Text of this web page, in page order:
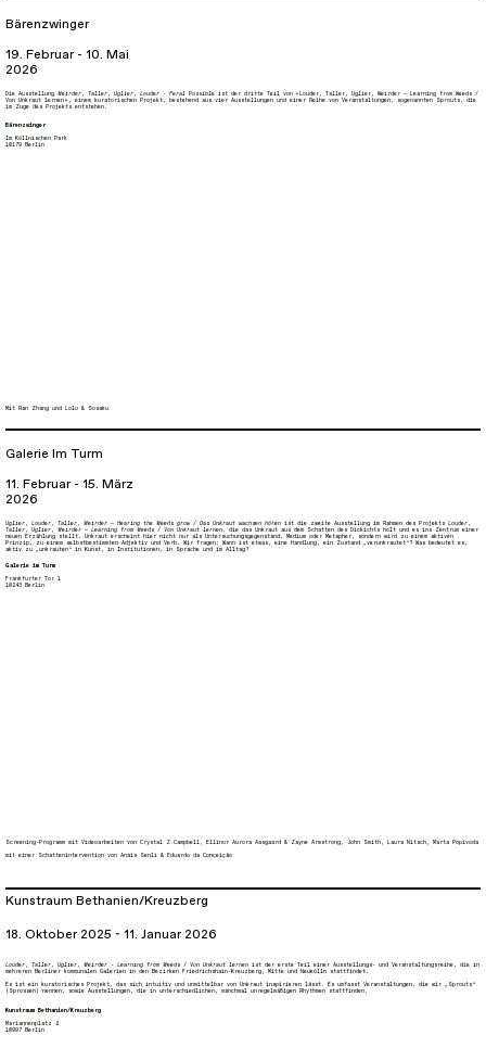
Bärenzwinger
19. Februar - 10. Mai
2026
Die Ausstellung Weirder, Taller, Uglier, Louder - Feral Possible ist der dritte Teil von»Louder, Taller, Uglier, Weirder – Learning from Weeds /
Von Unkraut lernen« , einem kuratorischen Projekt, bestehend aus vier Ausstellungen und einer Reihe von Veranstaltungen, sogenannten Sprouts, die
im Zuge des Projekts entstehen.
Bärenzwinger
Im Köllnischen Park
10179 Berlin
MitRan Zhang undLolo & Sosaku
Galerie Im Turm
11. Februar - 15. März
2026
Uglier, Louder, Taller, Weirder – Hearing the Weeds grow / Das Unkraut wachsen hörenist die zweite Ausstellung im Rahmen des Projekts Louder,
Taller, Uglier, Weirder – Learning from Weeds / Von Unkraut lernen,die das Unkraut aus dem Schatten des Dickichts holt und es ins Zentrum einer
neuen Erzählung stellt. Unkraut erscheint hier nicht nur als Untersuchungsgegenstand, Medium oder Metapher, sondern wird zu einem aktiven
Prinzip, zu einem selbstbestimmten Adjektiv und Verb. Wir fragen: Wann ist etwas, eine Handlung, ein Zustand „verunkrautet“? Was bedeutet es,
aktiv zu „unkrauten“ in Kunst, in Institutionen, in Sprache und im Alltag?
Galerie im Turm
Frankfurter Tor 1
10243 Berlin
Screening-Programm mit Videoarbeiten vonCrystal Z Campbell,Ellinor Aurora Aasgaard & Zayne Armstrong,John Smith,Laura Nitsch,Marta Popivoda
mit einer Schattenintervention von Anaïs Senli & Eduardo da Conceição
Kunstraum Bethanien/Kreuzberg
18. Oktober 2025 - 11. Januar 2026
Louder, Taller, Uglier, Weirder - Learning from Weeds / Von Unkraut lernen ist der erste Teil einer Ausstellungs- und Veranstaltungsreihe, die in
mehreren Berliner kommunalen Galerien in den Bezirken Friedrichshain-Kreuzberg, Mitte und Neukölln stattfindet.
Es ist ein kuratorisches Projekt, das sich intuitiv und unmittelbar von Unkraut inspirieren lässt. Es umfasst Veranstaltungen, die wir „Sprouts“
(Sprossen) nennen, sowie Ausstellungen, die in unterschiedlichen, manchmal unregelmäßigen Rhythmen stattfinden.
Kunstraum Bethanien/Kreuzberg
Mariannenplatz 2
10997 Berlin